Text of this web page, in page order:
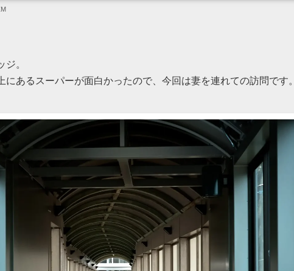
。
あるスーパーが面白かったので、今回は妻を連れての訪問です。